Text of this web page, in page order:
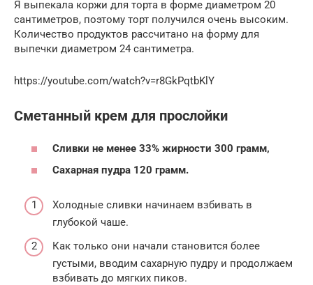
Я выпекала коржи для торта в форме диаметром 20
сантиметров, поэтому торт получился очень высоким.
Количество продуктов рассчитано на форму для
выпечки диаметром 24 сантиметра.
https://youtube.com/watch?v=r8GkPqtbKlY
Сметанный крем для прослойки
Сливки не менее 33% жирности 300 грамм,
Сахарная пудра 120 грамм.
Холодные сливки начинаем взбивать в
глубокой чаше.
Как только они начали становится более
густыми, вводим сахарную пудру и продолжаем
взбивать до мягких пиков.